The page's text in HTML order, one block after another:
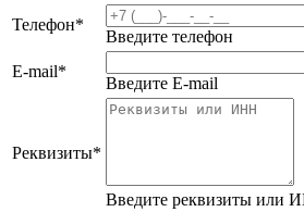
Телефон*
Введите телефон
E-mail*
Введите E-mail
Реквизиты*
Введите реквизиты или